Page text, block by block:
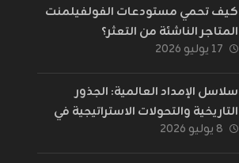
كيف تحمي مستودعات الفولفيلمنت
المتاجر الناشئة من التعثر؟
١٧ يوليو ٢٠٢٦
سلاسل الإمداد العالمية: الجذور
التاريخية والتحولات الاستراتيجية في
إدارة اللوجستيات
٨ يوليو ٢٠٢٦